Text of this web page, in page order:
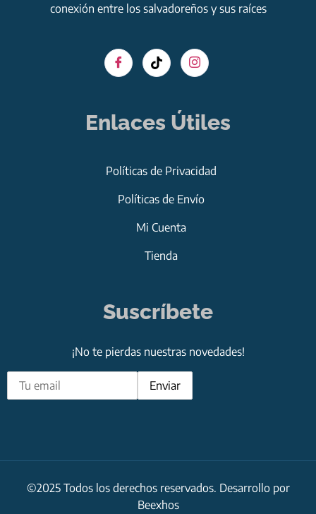
conexión entre los salvadoreños y sus raíces
Enlaces Útiles
Políticas de Privacidad
Políticas de Envío
Mi Cuenta
Tienda
Suscríbete
¡No te pierdas nuestras novedades!
©2025 Todos los derechos reservados. Desarrollo por
Beexhos